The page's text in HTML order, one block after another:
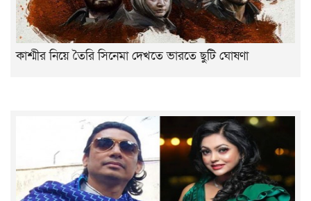
কাশ্মীর নিয়ে তৈরি সিনেমা দেখতে ভারতে ছুটি ঘোষণা